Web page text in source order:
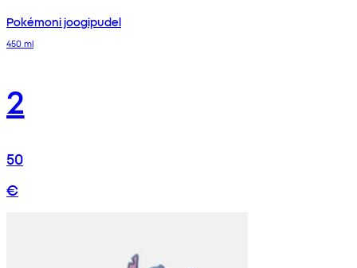
Pokémoni joogipudel
450 ml
2
50
€